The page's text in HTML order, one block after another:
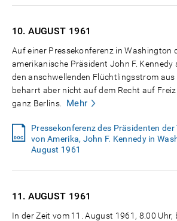
10. AUGUST 1961
Auf einer Pressekonferenz in Washington
amerikanische Präsident John F. Kennedy
den anschwellenden Flüchtlingsstrom aus
beharrt aber nicht auf dem Recht auf
ganz Berlins.
Mehr
Pressekonferenz des Präsidenten
von Amerika, John F. Kennedy in
August 1961
11. AUGUST 1961
In der Zeit vom 11. August 1961, 8.00 Uhr,